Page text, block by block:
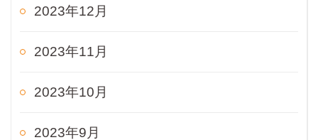
2023年12月
2023年11月
2023年10月
2023年9月